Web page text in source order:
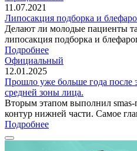
11.07.2021
Липосакция подборка и
Делают ли молодые пациенты
липосакция подборка и
Подробнее
Официальный
12.01.2025
Прошло уже больше года после
средней зоны лица.
Вторым этапом выполнил smas-
контур нижней части. Самое
Подробнее